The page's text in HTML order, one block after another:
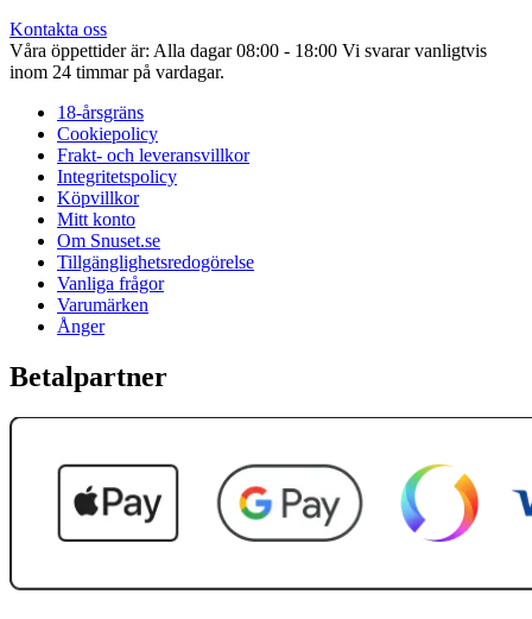
Kontakta oss
Våra öppettider är: Alla dagar 08:00 - 18:00 Vi svarar vanligtvis
inom 24 timmar på vardagar.
18-årsgräns
Cookiepolicy
Frakt- och leveransvillkor
Integritetspolicy
Köpvillkor
Mitt konto
Om Snuset.se
Tillgänglighetsredogörelse
Vanliga frågor
Varumärken
Ånger
Betalpartner